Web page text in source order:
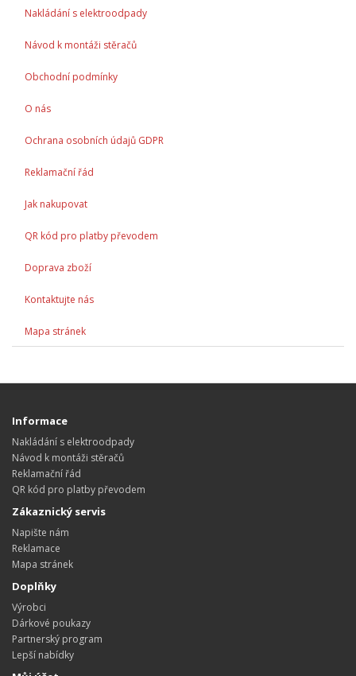
Nakládání s elektroodpady
Návod k montáži stěračů
Obchodní podmínky
O nás
Ochrana osobních údajů GDPR
Reklamační řád
Jak nakupovat
QR kód pro platby převodem
Doprava zboží
Kontaktujte nás
Mapa stránek
Informace
Nakládání s elektroodpady
Návod k montáži stěračů
Reklamační řád
QR kód pro platby převodem
Zákaznický servis
Napište nám
Reklamace
Mapa stránek
Doplňky
Výrobci
Dárkové poukazy
Partnerský program
Lepší nabídky